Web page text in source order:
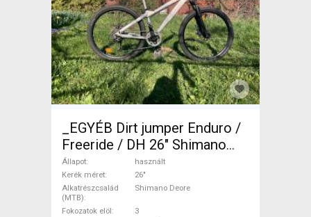
_EGYÉB Dirt jumper Enduro /
Freeride / DH 26" Shimano
Deore használt ELADÓ
Állapot
használt
Kerék méret
26"
Alkatrészcsalád
(MTB)
Shimano Deore
Fokozatok elöl
3